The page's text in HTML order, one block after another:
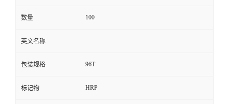
数量 100
英文名称
包装规格 96T
标记物 HRP